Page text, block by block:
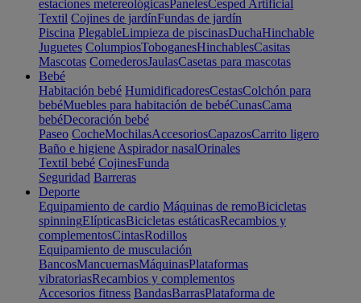
estaciones metereológicasPanelesCesped Artificial
Textil Cojines de jardínFundas de jardín
Piscina PlegableLimpieza de piscinasDuchaHinchable
Juguetes ColumpiosToboganesHinchablesCasitas
Mascotas ComederosJaulasCasetas para mascotas
Bebé
Habitación bebé HumidificadoresCestasColchón para
bebéMuebles para habitación de bebéCunasCama
bebéDecoración bebé
Paseo CocheMochilasAccesoriosCapazosCarrito ligero
Baño e higiene Aspirador nasalOrinales
Textil bebé CojinesFunda
Seguridad Barreras
Deporte
Equipamiento de cardio Máquinas de remoBicicletas
spinningElípticasBicicletas estáticasRecambios y
complementosCintasRodillos
Equipamiento de musculación
BancosMancuernasMáquinasPlataformas
vibratoriasRecambios y complementos
Accesorios fitness BandasBarrasPlataforma de